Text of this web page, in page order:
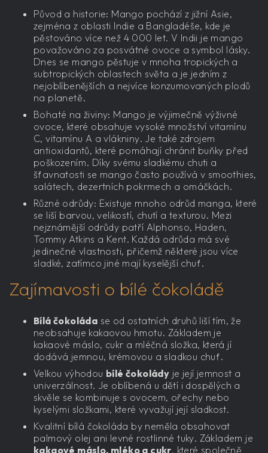
Původ a historie: Mango pochází z jižní Asie,
zejména z oblasti Indie a Bangladéše, kde je
pěstováno více než 4 000 let. V Indii je mango
považováno za posvátné ovoce a symbol lásky.
Dnes se mango pěstuje v mnoha tropických a
subtropických oblastech světa a je jedním z
nejoblíbenějších a nejvíce konzumovaných plodů
na planetě.
Bohaté na živiny: Mango je výjimečně výživné
ovoce, které obsahuje vysoké množství vitamínu
C, vitamínu A a vlákniny. Je také zdrojem
antioxidantů, které pomáhají chránit buňky před
poškozením. Díky svému sladkému chuti a
šťavnatosti se mango často používá v smoothies,
salátech, dezertních pokrmech a omáčkách.
Různé odrůdy: Existuje mnoho odrůd manga, které
se liší barvou, velikostí, chutí a texturou. Mezi
nejznámější odrůdy patří Alphonso, Haden,
Tommy Atkins a Kent. Každá odrůda má své
jedinečné vlastnosti, přičemž některé jsou více
sladké, zatímco jiné mají kyselější chuť.
Zajímavosti o bílé čokoládě
Bílá čokoláda se od ostatních druhů liší tím, že
neobsahuje kakaovou hmotu. Základem je
kakaové máslo, cukr a mléčná složka, která jí
dodává jemnou, krémovou a sladkou chuť.
Velkou výhodou bílé čokolády je její jemnost a
univerzálnost. Je oblíbená u dětí i dospělých a
skvěle se kombinuje s ovocem, ořechy nebo
kyselými složkami, které vyvažují její sladkost.
Kvalitní bílá čokoláda by neměla obsahovat
palmový olej ani levné rostlinné tuky. Základem je
kakaové máslo, mléko a cukr, které společně